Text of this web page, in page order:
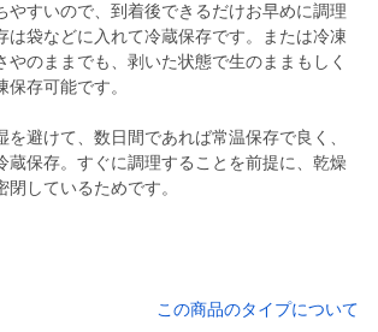
やすいので、到着後できるだけお早めに調理
は袋などに入れて冷蔵保存です。または冷凍
やのままでも、剥いた状態で生のままもしく
存可能です。
を避けて、数日間であれば常温保存で良く、
蔵保存。すぐに調理することを前提に、乾燥
しているためです。
この商品のタイプについて